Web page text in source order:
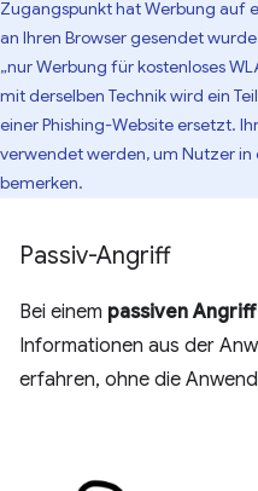
Zugangspunkt hat Werbung auf
an Ihren Browser gesendet
„nur Werbung für kostenloses
mit derselben Technik wird ein
einer Phishing-Website ersetzt.
verwendet werden, um Nutzer in
bemerken.
Passiv-Angriff
Bei einem passiven Angriff
Informationen aus der
erfahren, ohne die